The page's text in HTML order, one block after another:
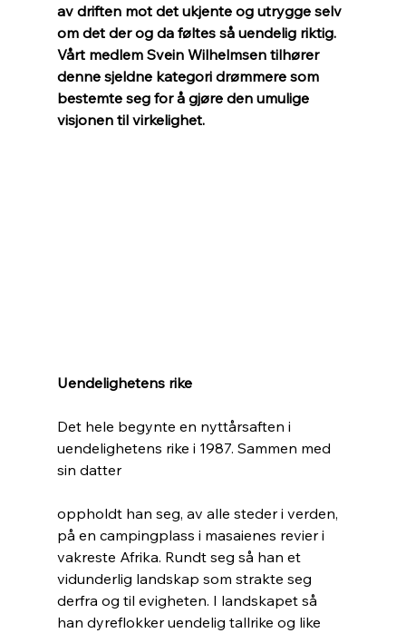
av driften mot det ukjente og utrygge selv
om det der og da føltes så uendelig riktig.
Vårt medlem Svein Wilhelmsen tilhører
denne sjeldne kategori drømmere som
bestemte seg for å gjøre den umulige
visjonen til virkelighet.
Uendelighetens rike
Det hele begynte en nyttårsaften i
uendelighetens rike i 1987. Sammen med
sin datter
oppholdt han seg, av alle steder i verden,
på en campingplass i masaienes revier i
vakreste Afrika. Rundt seg så han et
vidunderlig landskap som strakte seg
derfra og til evigheten. I landskapet så
han dyreflokker uendelig tallrike og like